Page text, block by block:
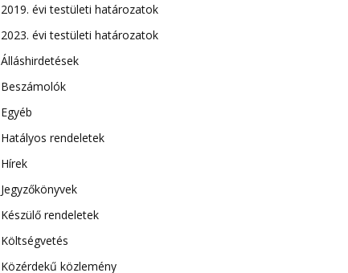
2019. évi testületi határozatok
2023. évi testületi határozatok
Álláshirdetések
Beszámolók
Egyéb
Hatályos rendeletek
Hírek
Jegyzőkönyvek
Készülő rendeletek
Költségvetés
Közérdekű közlemény